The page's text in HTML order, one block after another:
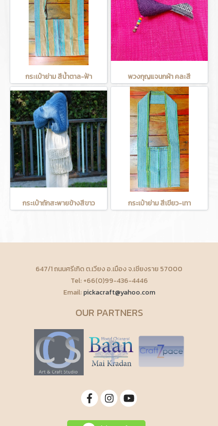
กระเป๋าย่าม สีน้ำตาล-ฟ้า พวงกุญแจนกผ้า คละสี
กระเป๋าถักสะพายข้างสีขาว กระเป๋าย่าม สีเขียว-เทา
647/1 ถนนศรีเกิด ต.เวียง อ.เมือง จ.เชียงราย 57000
Tel: +66(0)99-436-4446
Email:pickacraft@yahoo.com
OUR PARTNERS